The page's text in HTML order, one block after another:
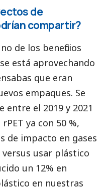
de
compartir?
de los beneficios
está aprovechando
que eran
empaques. Se
entre el 2019 y 2021
ya con 50 %,
de impacto en gases
usar plástico
un 12% en
en nuestras